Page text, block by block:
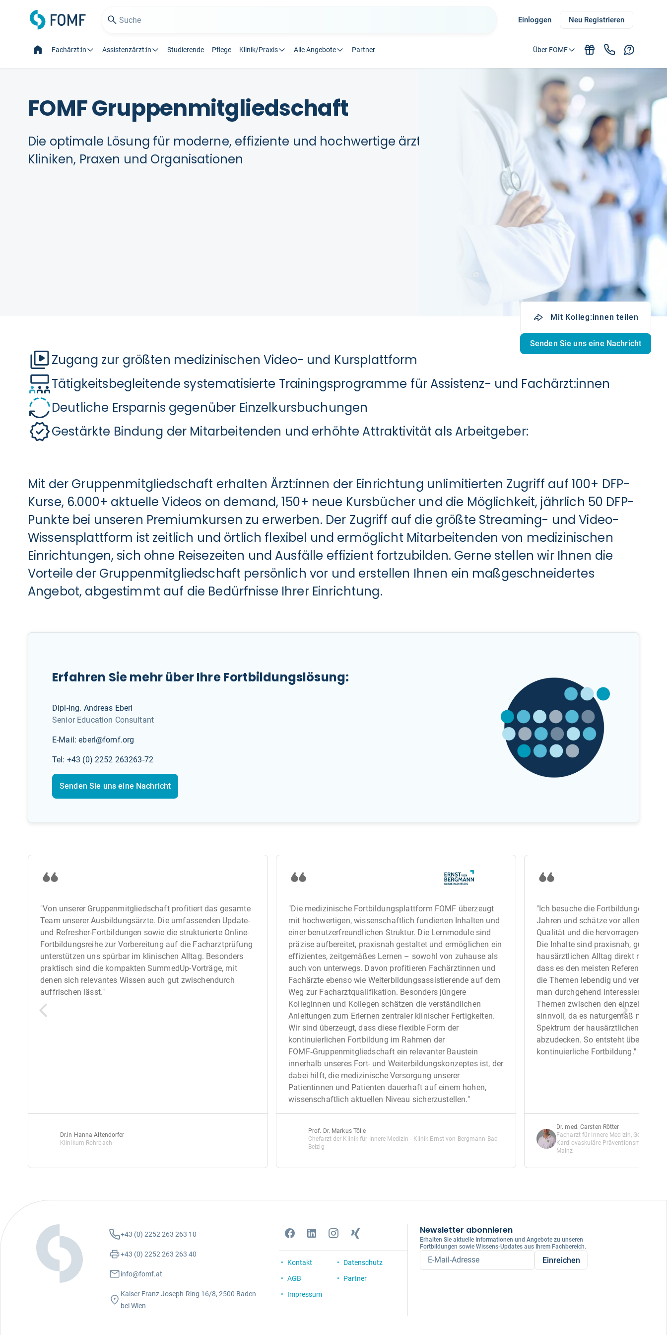
Einloggen Neu Registrieren
Fachärzt:in Assistenzärzt:in Studierende Pflege Klinik/Praxis Alle Angebote Partner Über FOMF
FOMF Gruppenmitgliedschaft
Die optimale Lösung für moderne, effiziente und hochwertige ärztliche Fort- und Weiterbildung für
Kliniken, Praxen und Organisationen
Mit Kolleg:innen teilen
Senden Sie uns eine Nachricht
Zugang zur größten medizinischen Video- und Kursplattform
Tätigkeitsbegleitende systematisierte Trainingsprogramme für Assistenz- und Fachärzt:innen
Deutliche Ersparnis gegenüber Einzelkursbuchungen
Gestärkte Bindung der Mitarbeitenden und erhöhte Attraktivität als Arbeitgeber:
Mit der Gruppenmitgliedschaft erhalten Ärzt:innen der Einrichtung unlimitierten Zugriff auf 100+ DFP-
Kurse, 6.000+ aktuelle Videos on demand, 150+ neue Kursbücher und die Möglichkeit, jährlich 50 DFP-
Punkte bei unseren Premiumkursen zu erwerben. Der Zugriff auf die größte Streaming- und Video-
Wissensplattform ist zeitlich und örtlich flexibel und ermöglicht Mitarbeitenden von medizinischen
Einrichtungen, sich ohne Reisezeiten und Ausfälle effizient fortzubilden. Gerne stellen wir Ihnen die
Vorteile der Gruppenmitgliedschaft persönlich vor und erstellen Ihnen ein maßgeschneidertes
Angebot, abgestimmt auf die Bedürfnisse Ihrer Einrichtung.
Erfahren Sie mehr über Ihre Fortbildungslösung:
Dipl-Ing. Andreas Eberl
Senior Education Consultant
E-Mail: eberl@fomf.org
Tel: +43 (0) 2252 263263-72
Senden Sie uns eine Nachricht
"Von unserer Gruppenmitgliedschaft profitiert das gesamte
Team unserer Ausbildungsärzte. Die umfassenden Update-
und Refresher-Fortbildungen sowie die strukturierte Online-
Fortbildungsreihe zur Vorbereitung auf die Facharztprüfung
unterstützen uns spürbar im klinischen Alltag. Besonders
praktisch sind die kompakten SummedUp-Vorträge, mit
denen sich relevantes Wissen auch gut zwischendurch
auffrischen lässt."
Dr.in Hanna Altendorfer
Klinikum Rohrbach
"Die medizinische Fortbildungsplattform FOMF überzeugt
mit hochwertigen, wissenschaftlich fundierten Inhalten und
einer benutzerfreundlichen Struktur. Die Lernmodule sind
präzise aufbereitet, praxisnah gestaltet und ermöglichen ein
effizientes, zeitgemäßes Lernen – sowohl von zuhause als
auch von unterwegs. Davon profitieren Fachärztinnen und
Fachärzte ebenso wie Weiterbildungsassistierende auf dem
Weg zur Facharztqualifikation. Besonders jüngere
Kolleginnen und Kollegen schätzen die verständlichen
Anleitungen zum Erlernen zentraler klinischer Fertigkeiten.
Wir sind überzeugt, dass diese flexible Form der
kontinuierlichen Fortbildung im Rahmen der
FOMF‑Gruppenmitgliedschaft ein relevanter Baustein
innerhalb unseres Fort- und Weiterbildungskonzeptes ist, der
dabei hilft, die medizinische Versorgung unserer
Patientinnen und Patienten dauerhaft auf einem hohen,
wissenschaftlich aktuellen Niveau sicherzustellen."
Prof. Dr. Markus Tölle
Chefarzt der Klinik für Innere Medizin - Klinik Ernst von Bergmann Bad
Belzig
"Ich besuche die Fortbildungen der
Jahren und schätze vor allem die
Qualität und die hervorragende
Die Inhalte sind praxisnah, gut
hausärztlichen Alltag direkt
dass es den meisten Referentinnen
die Themen lebendig und
man durchgehend interessiert
Themen zwischen den einzelnen
sinnvoll, da es naturgemäß nicht
Spektrum der hausärztlichen
abzudecken. So entsteht über die
kontinuierliche Fortbildung."
Dr. med. Carsten Rötter
Facharzt für Innere Medizin, Geriatrie,
Kardiovaskuläre Präventionsmedizin,
Mainz
+43 (0) 2252 263 263 10
+43 (0) 2252 263 263 40
info@fomf.at
Kaiser Franz Joseph-Ring 16/8, 2500 Baden
bei Wien
Kontakt
AGB
Impressum
Datenschutz
Partner
Newsletter abonnieren
Erhalten Sie aktuelle Informationen und Angebote zu unseren
Fortbildungen sowie Wissens-Updates aus Ihrem Fachbereich.
E-Mail-Adresse Einreichen